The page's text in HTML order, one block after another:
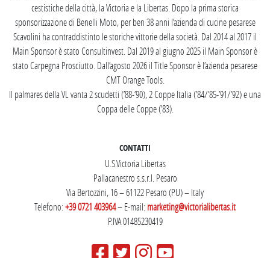
cestistiche della città, la Victoria e la Libertas. Dopo la prima storica
sponsorizzazione di Benelli Moto, per ben 38 anni l’azienda di cucine pesarese
Scavolini ha contraddistinto le storiche vittorie della società. Dal 2014 al 2017 il
Main Sponsor è stato Consultinvest. Dal 2019 al giugno 2025 il Main Sponsor è
stato Carpegna Prosciutto. Dall’agosto 2026 il Title Sponsor è l’azienda pesarese
CMT Orange Tools.
Il palmares della VL vanta 2 scudetti (’88-’90), 2 Coppe Italia (’84/’85-’91/’92) e una
Coppa delle Coppe (’83).
CONTATTI
U.S.Victoria Libertas
Pallacanestro s.s.r.l. Pesaro
Via Bertozzini, 16 – 61122 Pesaro (PU) – Italy
Telefono:+39 0721 403964– E-mail:marketing@victorialibertas.it
P.IVA 01485230419